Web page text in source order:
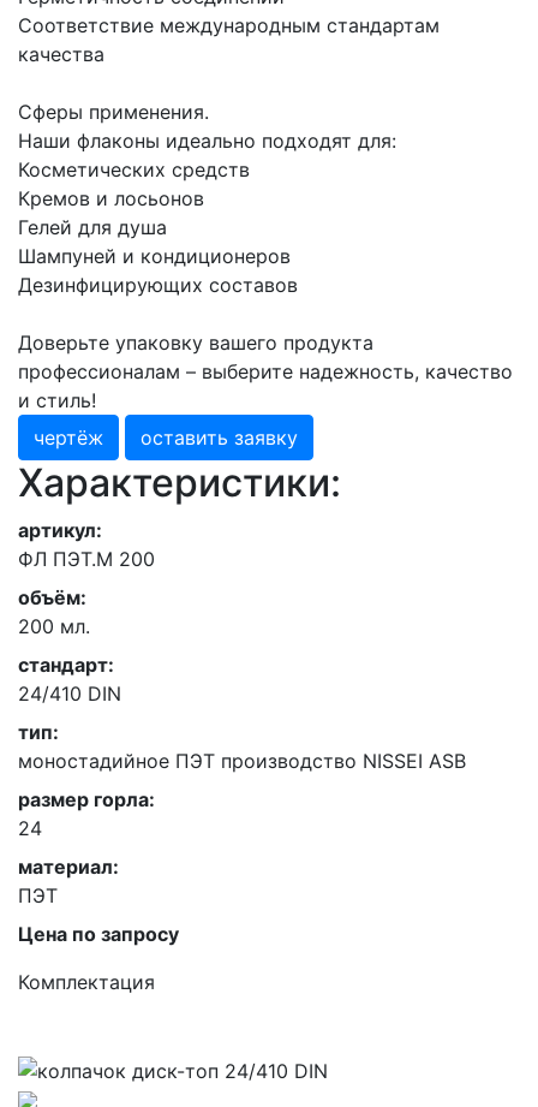
Соответствие международным стандартам
качества
Сферы применения.
Наши флаконы идеально подходят для:
Косметических средств
Кремов и лосьонов
Гелей для душа
Шампуней и кондиционеров
Дезинфицирующих составов
Доверьте упаковку вашего продукта
профессионалам – выберите надежность, качество
и стиль!
чертёж
оставить заявку
Характеристики:
артикул:
ФЛ ПЭТ.М 200
объём:
200 мл.
стандарт:
24/410 DIN
тип:
моностадийное ПЭТ производство NISSEI ASB
размер горла:
24
материал:
ПЭТ
Цена по запросу
Комплектация